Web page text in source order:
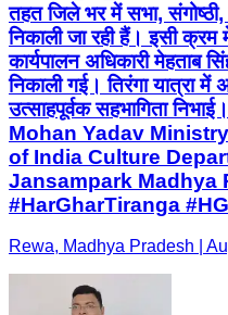
तहत जिले भर में सभा, संगोष्ठी,
निकाली जा रही हैं। इसी
कार्यपालन अधिकारी मेहताब
निकाली गई। तिरंगा यात्रा में
उत्साहपूर्वक सहभागिता
Mohan Yadav
of India Culture
Jansampark Madhya
#HarGharTiranga
Rewa, Madhya Pradesh |